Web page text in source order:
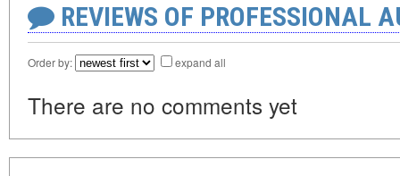
REVIEWS OF PROFESSIONAL
Order by: expand all
There are no comments yet